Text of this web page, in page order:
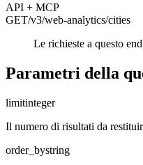
API + MCP
GET/v3/web-analytics/cities
Le richieste a questo
Parametri della
limitinteger
Il numero di risultati da
order_bystring